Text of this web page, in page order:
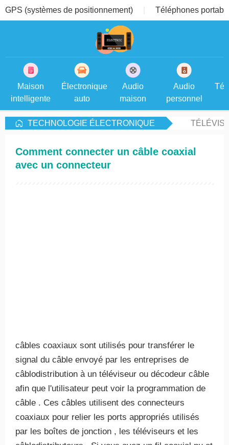
GPS (systèmes de positionnement) Téléphones
Maison
intelligente
Électronique
auto
Audio
maison
Audio
personnel
TECHNOLOGIE ÉLECTRONIQUE
Comment connecter un câble coaxial
avec un connecteur
câbles coaxiaux sont utilisés pour transférer le
signal du câble envoyé par les entreprises de
câblodistribution à un téléviseur ou décodeur câble
afin que l'utilisateur peut voir la programmation de
câble . Ces câbles utilisent des connecteurs
coaxiaux pour relier les ports appropriés utilisés
par les boîtes de jonction , les téléviseurs et les